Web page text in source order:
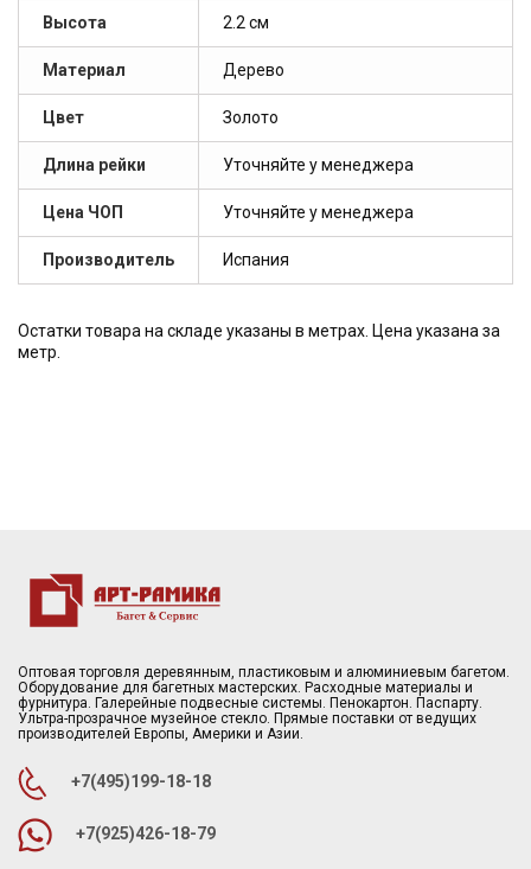
Высота 2.2 см
Материал Дерево
Цвет Золото
Длина рейки Уточняйте у менеджера
Цена ЧОП Уточняйте у менеджера
Производитель Испания
Остатки товара на складе указаны в метрах. Цена указана за
метр.
Оптовая торговля деревянным, пластиковым и алюминиевым багетом.
Оборудование для багетных мастерских. Расходные материалы и
фурнитура. Галерейные подвесные системы. Пенокартон. Паспарту.
Ультра-прозрачное музейное стекло. Прямые поставки от ведущих
производителей Европы, Америки и Азии.
+7(495)199-18-18
+7(925)426-18-79